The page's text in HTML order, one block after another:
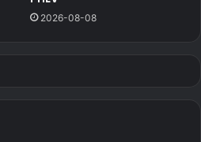
2026-08-08